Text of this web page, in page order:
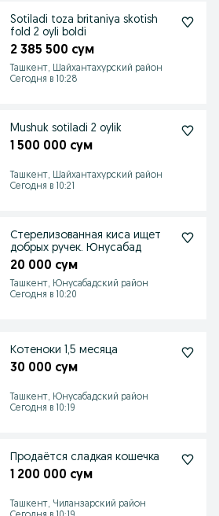
Sotiladi toza britaniya skotish
fold 2 oyli boldi
2 385 500 сум
Ташкент, Шайхантахурский район
Сегодня в 10:28
Mushuk sotiladi 2 oylik
1 500 000 сум
Ташкент, Шайхантахурский район
Сегодня в 10:21
Стерелизованная киса ищет
добрых ручек. Юнусабад
20 000 сум
Ташкент, Юнусабадский район
Сегодня в 10:20
Котеноки 1,5 месяца
30 000 сум
Ташкент, Юнусабадский район
Сегодня в 10:19
Продаётся сладкая кошечка
1 200 000 сум
Ташкент, Чиланзарский район